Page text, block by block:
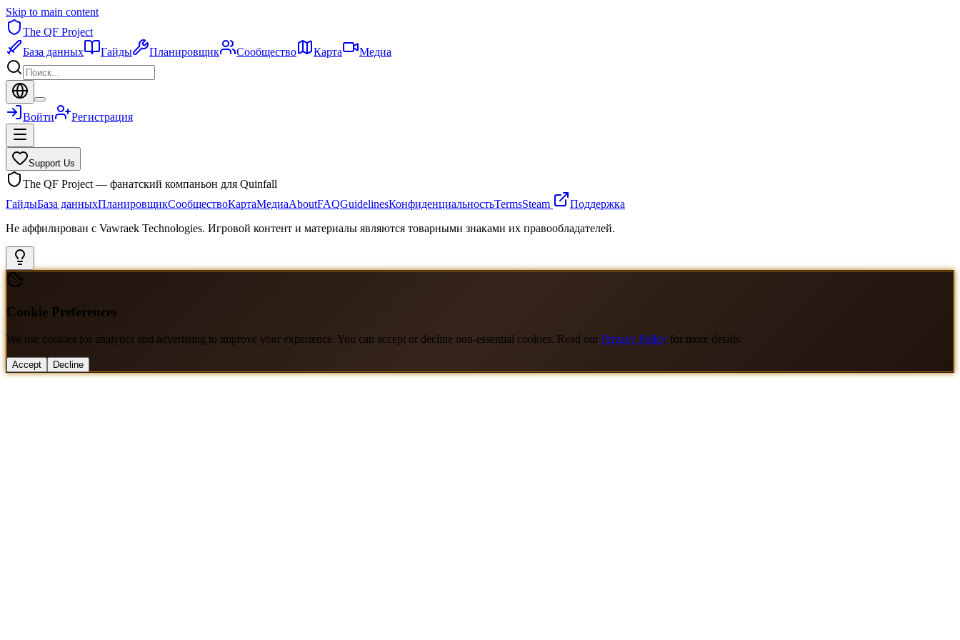
Skip to main content
The QF Project
База данных
Гайды Планировщик Сообщество Карта Медиа
Войти Регистрация
Support Us
The QF Project — фанатский компаньон для Quinfall
ГайдыБаза данныхПланировщикСообществоКартаМедиаAboutFAQGuidelinesКонфиденциальностьTermsSteam
Поддержка
Не аффилирован с Vawraek Technologies. Игровой контент и материалы являются товарными знаками их правообладателей.
Cookie Preferences
We use cookies for analytics and advertising to improve your experience. You can accept or decline non-essential cookies. Read our Privacy Policy for more details.
Accept Decline